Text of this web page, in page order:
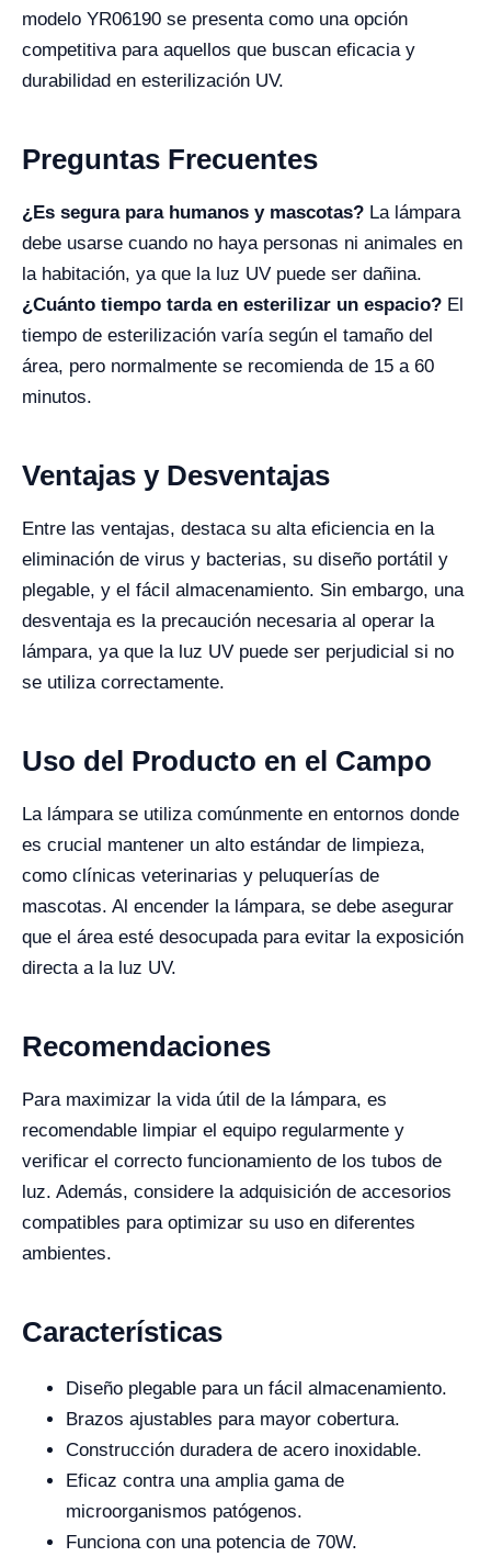
modelo YR06190 se presenta como una opción
competitiva para aquellos que buscan eficacia y
durabilidad en esterilización UV.
Preguntas Frecuentes
¿Es segura para humanos y mascotas? La lámpara
debe usarse cuando no haya personas ni animales en
la habitación, ya que la luz UV puede ser dañina.
¿Cuánto tiempo tarda en esterilizar un espacio? El
tiempo de esterilización varía según el tamaño del
área, pero normalmente se recomienda de 15 a 60
minutos.
Ventajas y Desventajas
Entre las ventajas, destaca su alta eficiencia en la
eliminación de virus y bacterias, su diseño portátil y
plegable, y el fácil almacenamiento. Sin embargo, una
desventaja es la precaución necesaria al operar la
lámpara, ya que la luz UV puede ser perjudicial si no
se utiliza correctamente.
Uso del Producto en el Campo
La lámpara se utiliza comúnmente en entornos donde
es crucial mantener un alto estándar de limpieza,
como clínicas veterinarias y peluquerías de
mascotas. Al encender la lámpara, se debe asegurar
que el área esté desocupada para evitar la exposición
directa a la luz UV.
Recomendaciones
Para maximizar la vida útil de la lámpara, es
recomendable limpiar el equipo regularmente y
verificar el correcto funcionamiento de los tubos de
luz. Además, considere la adquisición de accesorios
compatibles para optimizar su uso en diferentes
ambientes.
Características
Diseño plegable para un fácil almacenamiento.
Brazos ajustables para mayor cobertura.
Construcción duradera de acero inoxidable.
Eficaz contra una amplia gama de
microorganismos patógenos.
Funciona con una potencia de 70W.